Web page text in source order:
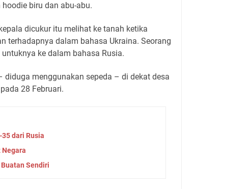
biru dan abu-abu.
dicukur itu melihat ke tanah ketika
terhadapnya dalam bahasa Ukraina. Seorang
ke dalam bahasa Rusia.
menggunakan sepeda – di dekat desa
28 Februari.
dari Rusia
Negara
Sendiri